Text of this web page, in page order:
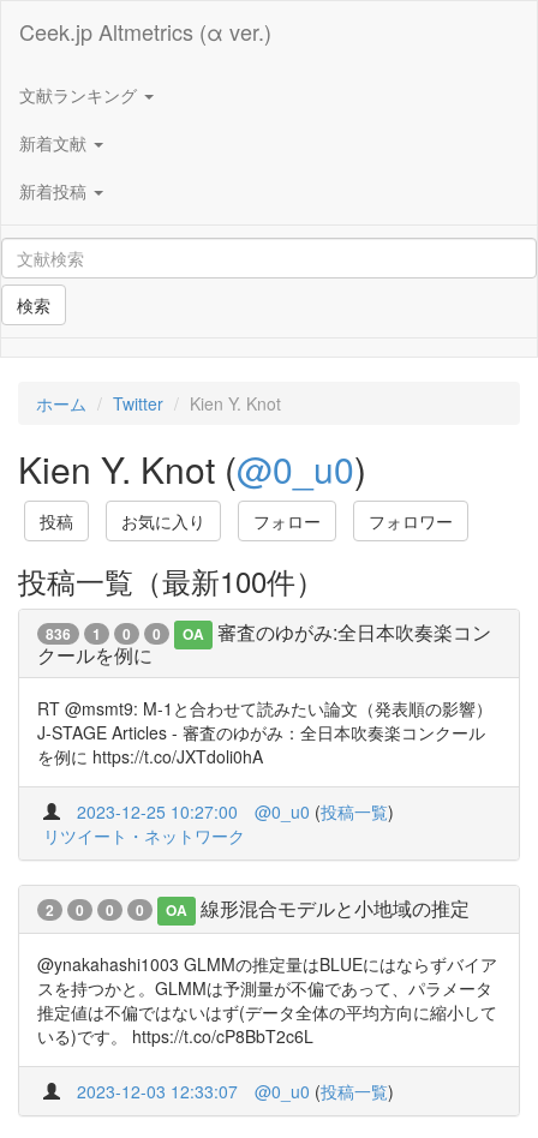
Ceek.jp Altmetrics (α ver.)
文献ランキング
新着文献
新着投稿
検索
ホーム Twitter Kien Y. Knot
Kien Y. Knot (@0_u0)
投稿 お気に入り フォロー フォロワー
投稿一覧（最新100件）
836 1 0 0 OA
審査のゆがみ:全日本吹奏楽コン
クールを例に
RT @msmt9: M-1と合わせて読みたい論文（発表順の影響）
J-STAGE Articles - 審査のゆがみ：全日本吹奏楽コンクール
を例に https://t.co/JXTdoli0hA
2023-12-25 10:27:00 @0_u0 (投稿一覧)
リツイート・ネットワーク
2 0 0 0 OA 線形混合モデルと小地域の推定
@ynakahashi1003 GLMMの推定量はBLUEにはならずバイア
スを持つかと。GLMMは予測量が不偏であって、パラメータ
推定値は不偏ではないはず(データ全体の平均方向に縮小して
いる)です。 https://t.co/cP8BbT2c6L
2023-12-03 12:33:07 @0_u0 (投稿一覧)